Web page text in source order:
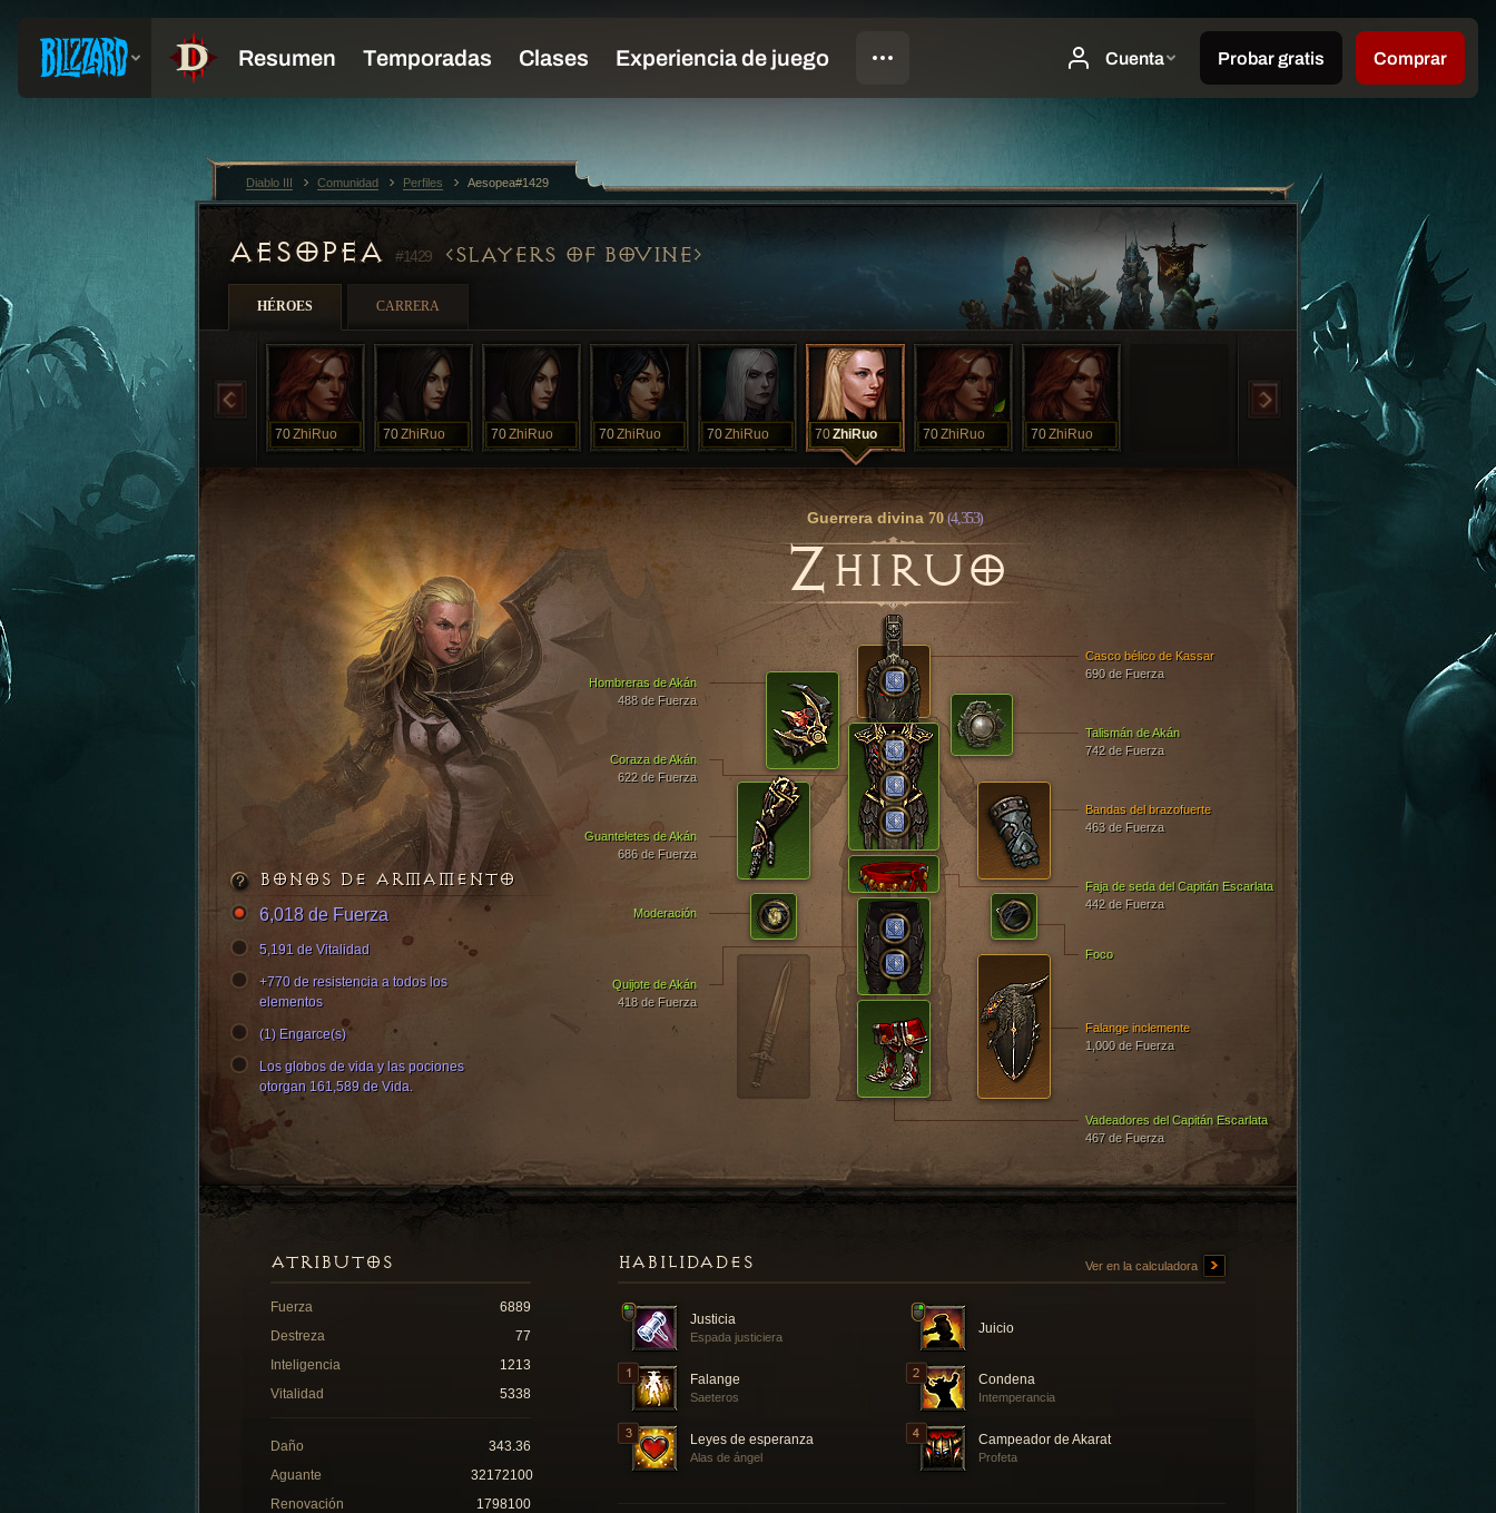
AESOPEA #1429 SLAYERS OF BOVINE
HÉROES CARRERA
70ZhiRuo 70ZhiRuo 70ZhiRuo 70ZhiRuo 70ZhiRuo 70ZhiRuo 70ZhiRuo 70ZhiRuo
Guerrera divina70 (4,353)
ZHIRUO
Casco bélico de Kassar
690 de Fuerza
Coraza de Akán
622 de Fuerza
Vadeadores del Capitán Escarlata
467 de Fuerza
Guanteletes de Akán
686 de Fuerza
Hombreras de Akán
488 de Fuerza
Quijote de Akán
418 de Fuerza
Bandas del brazofuerte
463 de Fuerza
Falange inclemente
1,000 de Fuerza
Faja de seda del Capitán Escarlata
442 de Fuerza
Foco
Moderación
Talismán de Akán
742 de Fuerza
BONOS DE ARMAMENTO
6,018 de Fuerza
5,191 de Vitalidad
+770 de resistencia a todos los
elementos
(1) Engarce(s)
Los globos de vida y las pociones
otorgan 161,589 de Vida.
HABILIDADES Ver en la calculadora
Justicia
Espada justiciera
Juicio
Falange
Saeteros
Condena
Intemperancia
Leyes de esperanza
Alas de ángel
Campeador de Akarat
Profeta
ATRIBUTOS
Fuerza
6889
Destreza
77
Inteligencia
1213
Vitalidad
5338
Daño
343.36
Aguante
32172100
Renovación
1798100
Diablo III Comunidad Perfiles Aesopea#1429